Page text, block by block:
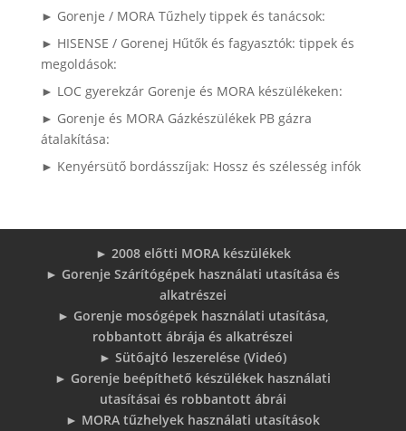
► Gorenje / MORA Tűzhely tippek és tanácsok:
► HISENSE / Gorenej Hűtők és fagyasztók: tippek és
megoldások:
► LOC gyerekzár Gorenje és MORA készülékeken:
► Gorenje és MORA Gázkészülékek PB gázra
átalakítása:
► Kenyérsütő bordásszíjak: Hossz és szélesség infók
► 2008 előtti MORA készülékek
► Gorenje Szárítógépek használati utasítása és
alkatrészei
► Gorenje mosógépek használati utasítása,
robbantott ábrája és alkatrészei
► Sütőajtó leszerelése (Videó)
► Gorenje beépíthető készülékek használati
utasításai és robbantott ábrái
► MORA tűzhelyek használati utasítások